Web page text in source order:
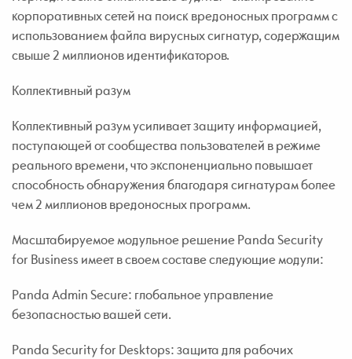
корпоративных сетей на поиск вредоносных программ с
использованием файла вирусных сигнатур, содержащим
свыше 2 миллионов идентификаторов.
Коллективный разум
Коллективный разум усиливает защиту информацией,
поступающей от сообщества пользователей в режиме
реального времени, что экспоненциально повышает
способность обнаружения благодаря сигнатурам более
чем 2 миллионов вредоносных программ.
Масштабируемое модульное решение Panda Security
for Business имеет в своем составе следующие модули:
Panda Admin Secure: глобальное управление
безопасностью вашей сети.
Panda Security for Desktops: защита для рабочих